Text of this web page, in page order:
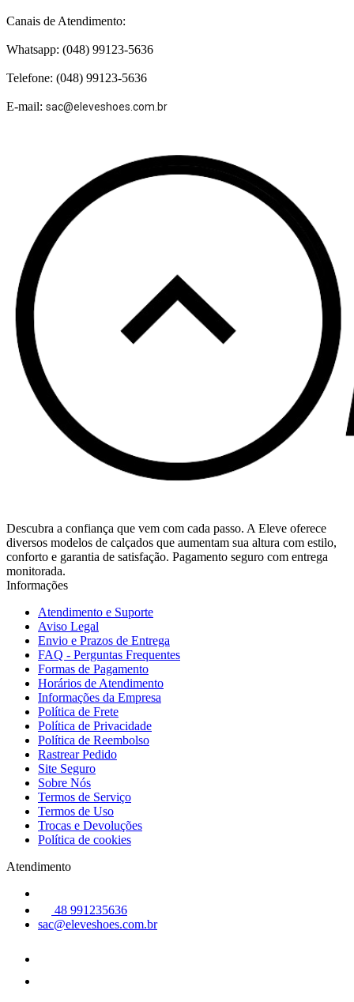
Canais de Atendimento:
Whatsapp: (048) 99123-5636
Telefone: (048) 99123-5636
E-mail: sac@eleveshoes.com.br
Descubra a confiança que vem com cada passo. A Eleve oferece
diversos modelos de calçados que aumentam sua altura com estilo,
conforto e garantia de satisfação. Pagamento seguro com entrega
monitorada.
Informações
Atendimento e Suporte
Aviso Legal
Envio e Prazos de Entrega
FAQ - Perguntas Frequentes
Formas de Pagamento
Horários de Atendimento
Informações da Empresa
Política de Frete
Política de Privacidade
Política de Reembolso
Rastrear Pedido
Site Seguro
Sobre Nós
Termos de Serviço
Termos de Uso
Trocas e Devoluções
Política de cookies
Atendimento
48 991235636
sac@eleveshoes.com.br